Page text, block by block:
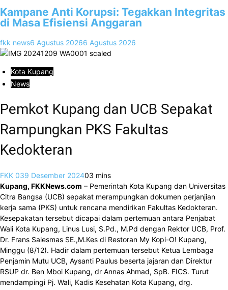
Kampane Anti Korupsi: Tegakkan Integritas
di Masa Efisiensi Anggaran
fkk news6 Agustus 20266 Agustus 2026
Kota Kupang
News
Pemkot Kupang dan UCB Sepakat
Rampungkan PKS Fakultas
Kedokteran
FKK 039 Desember 202403 mins
Kupang, FKKNews.com – Pemerintah Kota Kupang dan Universitas
Citra Bangsa (UCB) sepakat merampungkan dokumen perjanjian
kerja sama (PKS) untuk rencana mendirikan Fakultas Kedokteran.
Kesepakatan tersebut dicapai dalam pertemuan antara Penjabat
Wali Kota Kupang, Linus Lusi, S.Pd., M.Pd dengan Rektor UCB, Prof.
Dr. Frans Salesmas SE.,M.Kes di Restoran My Kopi-O! Kupang,
Minggu (8/12). Hadir dalam pertemuan tersebut Ketua Lembaga
Penjamin Mutu UCB, Aysanti Paulus beserta jajaran dan Direktur
RSUP dr. Ben Mboi Kupang, dr Annas Ahmad, SpB. FICS. Turut
mendampingi Pj. Wali, Kadis Kesehatan Kota Kupang, drg.